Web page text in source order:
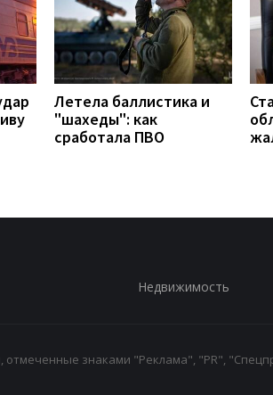
Летела баллистика и
"шахеды": как
сработала ПВО
Недвижимость
отмеченные знаками "Реклама", "PR",